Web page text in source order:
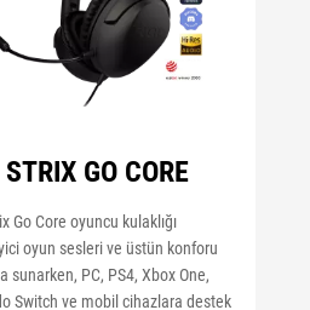
STRIX GO CORE
Go Core oyuncu kulaklığı
oyun sesleri ve üstün konforu
sunarken, PC, PS4, Xbox One,
Switch ve mobil cihazlara destek